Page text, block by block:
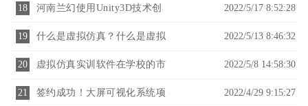
仿真软件
验装置 新版3D仿真架构 LPK-
BDIS-C
18 河南兰幻使用Unity3D技术创
建三维仿真软件项目
2022/5/17 8:52:28
19 什么是虚拟仿真？什么是虚拟
仿真实训？
2022/5/13 8:46:32
20 虚拟仿真实训软件在学校的市
场都包含哪些？
2022/5/8 14:58:30
21 签约成功！大屏可视化系统项 2022/4/29 9:15:27